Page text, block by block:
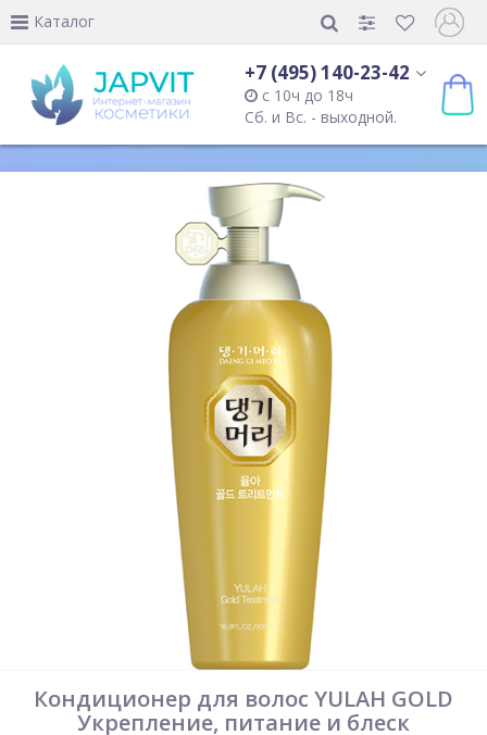
Каталог
+7 (495) 140-23-42
с 10ч до 18ч
Сб. и Вс. - выходной.
Кондиционер для волос YULAH GOLD
Укрепление, питание и блеск